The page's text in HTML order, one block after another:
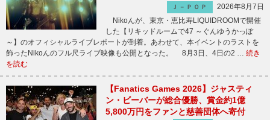
Ｊ－ＰＯＰ
2026年8月7日
Nikoんが、東京・恵比寿LIQUIDROOMで開催
した【リキッドルームで47 ～ぐんゆうかっぽ
～】のオフィシャルライブレポートが到着。あわせて、本イベントのラストを
飾ったNikoんのフル尺ライブ映像も公開となった。 8月3日、4日の2 … 続き
を読む
【Fanatics Games 2026】ジャスティ
ン・ビーバーが総合優勝、賞金約1億
5,800万円をファンと慈善団体へ寄付